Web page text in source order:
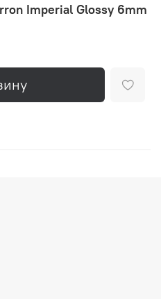
Imperial Glossy 6mm